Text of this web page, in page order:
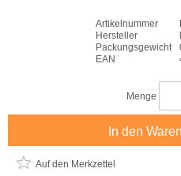
Artikelnummer
Hersteller
Packungsgewicht
EAN
Menge
In den
Auf den Merkzettel